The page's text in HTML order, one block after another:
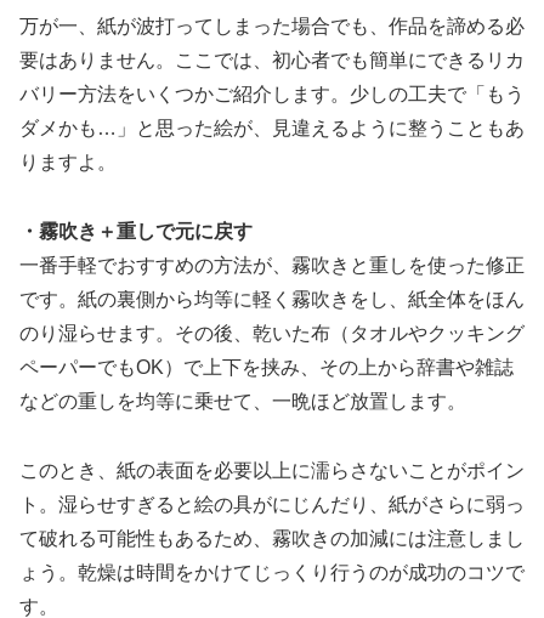
万が一、紙が波打ってしまった場合でも、作品を諦める必
要はありません。ここでは、初心者でも簡単にできるリカ
バリー方法をいくつかご紹介します。少しの工夫で「もう
ダメかも…」と思った絵が、見違えるように整うこともあ
りますよ。
・霧吹き＋重しで元に戻す
一番手軽でおすすめの方法が、霧吹きと重しを使った修正
です。紙の裏側から均等に軽く霧吹きをし、紙全体をほん
のり湿らせます。その後、乾いた布（タオルやクッキング
ペーパーでもOK）で上下を挟み、その上から辞書や雑誌
などの重しを均等に乗せて、一晩ほど放置します。
このとき、紙の表面を必要以上に濡らさないことがポイン
ト。湿らせすぎると絵の具がにじんだり、紙がさらに弱っ
て破れる可能性もあるため、霧吹きの加減には注意しまし
ょう。乾燥は時間をかけてじっくり行うのが成功のコツで
す。